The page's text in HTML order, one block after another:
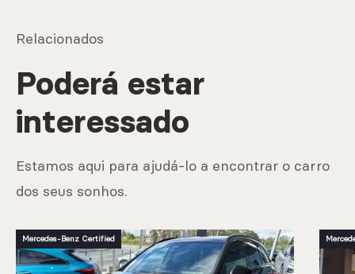
Relacionados
Poderá estar
interessado
Estamos aqui para ajudá-lo a encontrar o carro
dos seus sonhos.
Mercedes-Benz Certified